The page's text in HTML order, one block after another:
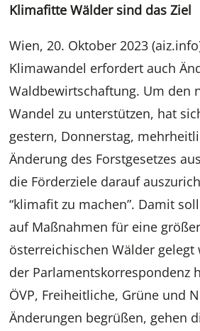
Klimafitte Wälder sind das Ziel
Wien, 20. Oktober 2023
Klimawandel erfordert auch
Waldbewirtschaftung. Um den
Wandel zu unterstützen, hat
gestern, Donnerstag,
Änderung des Forstgesetzes
die Förderziele darauf
“klimafit zu machen”. Damit
auf Maßnahmen für eine
österreichischen Wälder gelegt
der Parlamentskorrespondenz
ÖVP, Freiheitliche, Grüne und
Änderungen begrüßen, gehen